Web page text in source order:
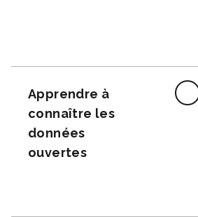
Apprendre à
connaître les
données
ouvertes